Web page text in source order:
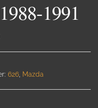
1991
626 Mazda